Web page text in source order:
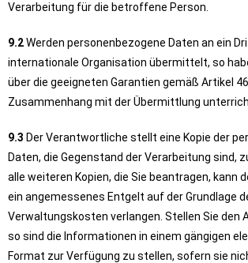
Verarbeitung für die betroffene Person.
9.2Werden personenbezogene Daten an ein
internationale Organisation übermittelt, so
über die geeigneten Garantien gemäß Artikel
Zusammenhang mit der Übermittlung
9.3 Der Verantwortliche stellt eine Kopie der
Daten, die Gegenstand der Verarbeitung sind,
alle weiteren Kopien, die Sie beantragen, kann
ein angemessenes Entgelt auf der Grundlage
Verwaltungskosten verlangen. Stellen Sie den
so sind die Informationen in einem gängigen
Format zur Verfügung zu stellen, sofern sie